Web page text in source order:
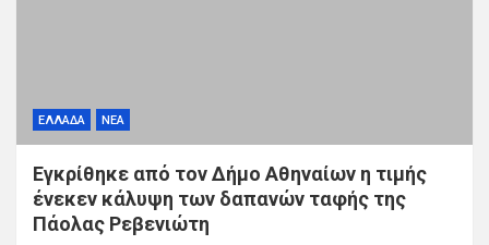
ΕΛΛΑΔΑ ΝΕΑ
Εγκρίθηκε από τον Δήμο Αθηναίων η τιμής
ένεκεν κάλυψη των δαπανών ταφής της
Πάολας Ρεβενιώτη